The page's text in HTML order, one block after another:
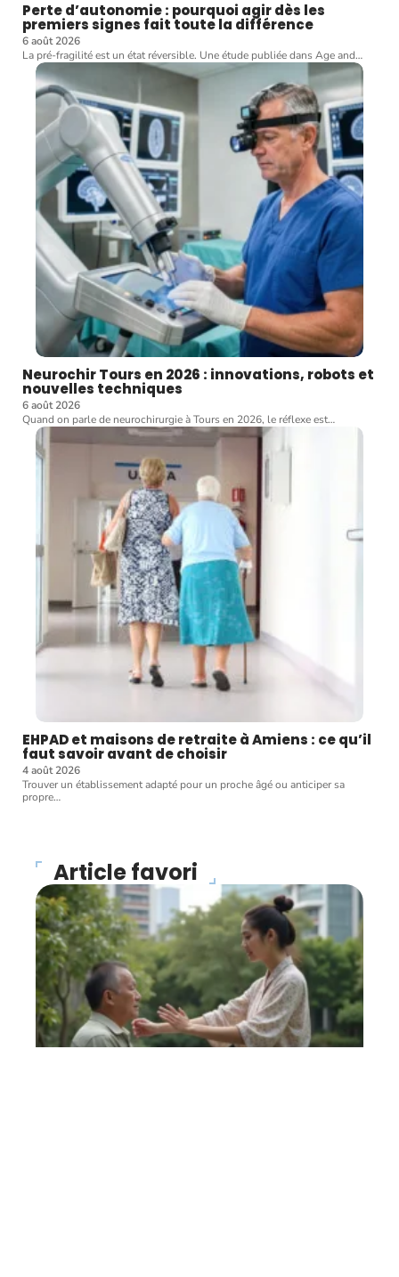
Perte d’autonomie : pourquoi agir dès les
premiers signes fait toute la différence
6 août 2026
La pré-fragilité est un état réversible. Une étude publiée dans Age and…
Neurochir Tours en 2026 : innovations, robots et
nouvelles techniques
6 août 2026
Quand on parle de neurochirurgie à Tours en 2026, le réflexe est…
EHPAD et maisons de retraite à Amiens : ce qu’il
faut savoir avant de choisir
4 août 2026
Trouver un établissement adapté pour un proche âgé ou anticiper sa
propre…
Article favori